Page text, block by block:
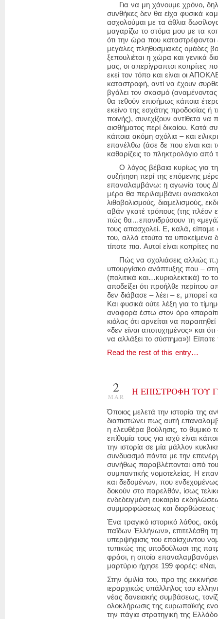
Για να μη χάνουμε χρόνο,
συνθήκες δεν θα είχα φυσικά
ασχολούμαι με τα άθλια
μαγαρίζω το στόμα μου με τα
ότι την ώρα που
μεγάλες πληθυσμιακές ομάδες
ξεπουλιέται η χώρα και γενικά
μας, οι απερίγραπτοι κοπρίτες
εκεί τον τόπο και είναι οι
καταστροφή, αντί να έχουν
βγάλει τον σκασμό
θα τεθούν επισήμως κάποια
εκείνο της εσχάτης προδοσίας ή
ποινής), συνεχίζουν αντίθετα να
αισθήματος περί δικαίου. Κατά
κάποια ακόμη σχόλια – και
επανέλθω (άσε δε που είναι και
καθαρίζεις το πληκτρολόγιο
Ο λόγος βέβαια κυρίως για
συζήτηση περί της επόμενης
επαναλαμβάνω: η αγωνία τους
μέρα θα περιλαμβάνει
λιθοβολισμούς, διαμελισμούς,
αβάν γκατέ τρόπους (της πλέον
πώς θα…επανιδρύσουν τη
τους απασχολεί. Ε, καλά, είπαμε
του, αλλά ετούτα τα υποκείμενα
τίποτε πια. Αυτοί είναι κοπρίτες
Πώς να σχολιάσεις αλλιώς π.χ.
υπουργίσκο ανάπτυξης που –
(πολιτικά και…κυριολεκτικά) το
αποδείξει ότι προήλθε περίπου
δεν διάβασε – λέει – ε, μπορεί
Και φυσικά ούτε λέξη για το
αναφορά έστω στον όρο
κιόλας ότι αρνείται να
«δεν είναι αποτυχημένος» και
να αλλάξει το σύστημα»)! Είπατε
Read the rest of this entry…
2
MAR H ΕΠΙΣΤΡΟΦΗ ΤΟΥ
Όποιος μελετά την ιστορία της
διαπιστώνει πως αυτή
η ελευθέρα βούλησις, το
επίθυμία τους για ισχύ είναι
την ιστορία σε μία μάλλον
συνδυασμό πάντα με την
συνήθως παραβλέπονται από
συμπαντικής νομοτελείας. Η
και δεδομένων, που ενδεχομένως
δοκούν στο παρελθόν, ίσως
ενδεδειγμένη ευκαιρία
συμμορφώσεως και
Ένα τραγικό ιστορικό λάθος,
παῖδων Ἐλλήνων», επιτελέσθη
υπερψήφισις του επαίσχυντου
τυπικώς της υποδούλωσι της
φράσι, η οποία
μαρτύριο ήχησε 199 φορές:
Στην όμιλία του, προ της
ιεραρχικώς υπάλληλος του
νέας δανειακής συμβάσεως,
ολοκλήρωσις της ευρωπαϊκής
την πάγια στρατηγική της